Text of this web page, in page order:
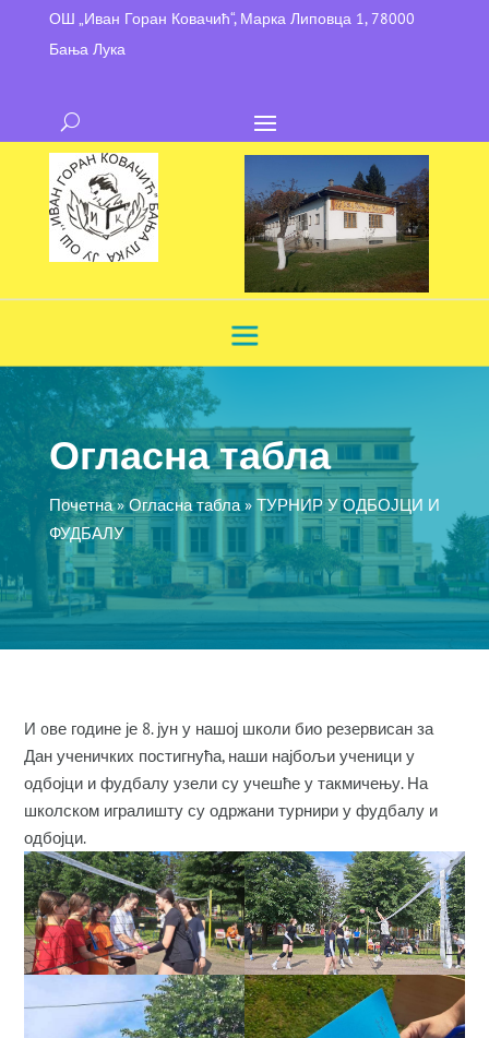
ОШ „Иван Горан Ковачић“, Марка Липовца 1, 78000
Бања Лука
Огласна табла
Почетна»Огласна табла» ТУРНИР У ОДБОЈЦИ И
ФУДБАЛУ
И oве године је 8. јун у нашој школи био резервисан за
Дан ученичких постигнућа, наши најбољи ученици у
одбојци и фудбалу узели су учешће у такмичењу. На
школском игралишту су одржани турнири у фудбалу и
одбојци.